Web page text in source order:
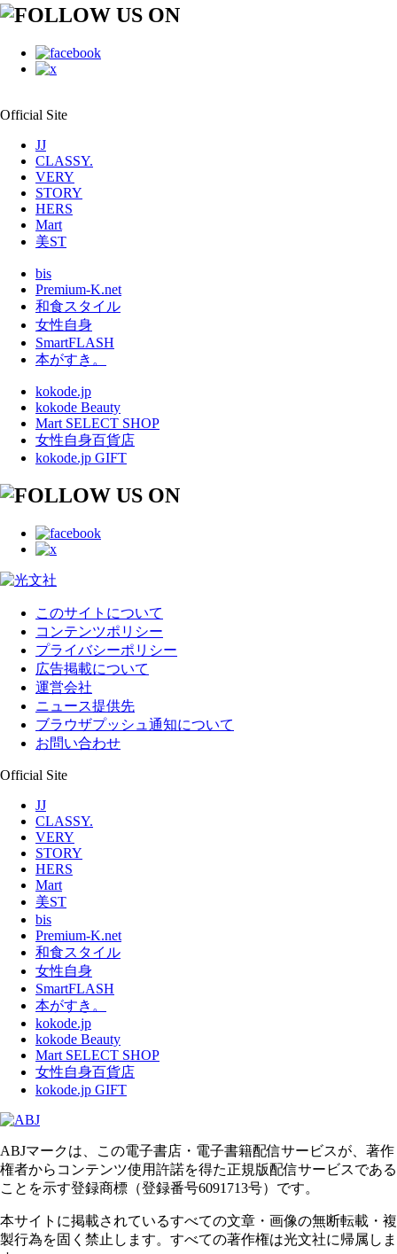
Official Site
JJ
CLASSY.
VERY
STORY
HERS
Mart
美ST
bis
Premium-K.net
和食スタイル
女性自身
SmartFLASH
本がすき。
kokode.jp
kokode Beauty
Mart SELECT SHOP
女性自身百貨店
kokode.jp GIFT
このサイトについて
コンテンツポリシー
プライバシーポリシー
広告掲載について
運営会社
ニュース提供先
ブラウザプッシュ通知について
お問い合わせ
Official Site
JJ
CLASSY.
VERY
STORY
HERS
Mart
美ST
bis
Premium-K.net
和食スタイル
女性自身
SmartFLASH
本がすき。
kokode.jp
kokode Beauty
Mart SELECT SHOP
女性自身百貨店
kokode.jp GIFT
ABJマークは、この電子書店・電子書籍配信サービスが、著作
権者からコンテンツ使用許諾を得た正規版配信サービスである
ことを示す登録商標（登録番号6091713号）です。
本サイトに掲載されているすべての文章・画像の無断転載・複
製行為を固く禁止します。すべての著作権は光文社に帰属しま